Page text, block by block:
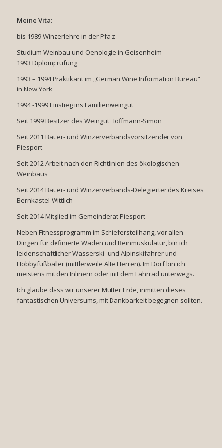
Meine Vita:
bis 1989 Winzerlehre in der Pfalz
Studium Weinbau und Oenologie in Geisenheim
1993 Diplomprüfung
1993 – 1994 Praktikant im „German Wine Information Bureau“
in New York
1994 -1999 Einstieg ins Familienweingut
Seit 1999 Besitzer des Weingut Hoffmann-Simon
Seit 2011 Bauer- und Winzerverbandsvorsitzender von
Piesport
Seit 2012 Arbeit nach den Richtlinien des ökologischen
Weinbaus
Seit 2014 Bauer- und Winzerverbands-Delegierter des Kreises
Bernkastel-Wittlich
Seit 2014 Mitglied im Gemeinderat Piesport
Neben Fitnessprogramm im Schiefersteilhang, vor allen
Dingen für definierte Waden und Beinmuskulatur, bin ich
leidenschaftlicher Wasserski- und Alpinskifahrer und
Hobbyfußballer (mittlerweile Alte Herren). Im Dorf bin ich
meistens mit den Inlinern oder mit dem Fahrrad unterwegs.
Ich glaube dass wir unserer Mutter Erde, inmitten dieses
fantastischen Universums, mit Dankbarkeit begegnen sollten.